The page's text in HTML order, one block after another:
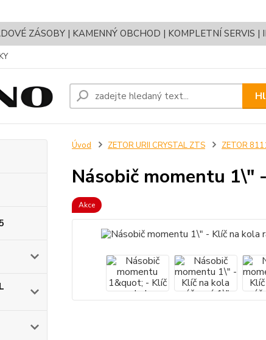
ZÁSOBY | KAMENNÝ OBCHOD | KOMPLETNÍ SERVIS
Úvod ZETOR URII CRYSTAL ZTS ZETOR
Násobič momentu 1\"
Akce